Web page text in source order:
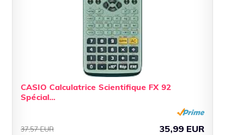
CASIO Calculatrice Scientifique FX 92
Spécial...
37,57 EUR 35,99 EUR